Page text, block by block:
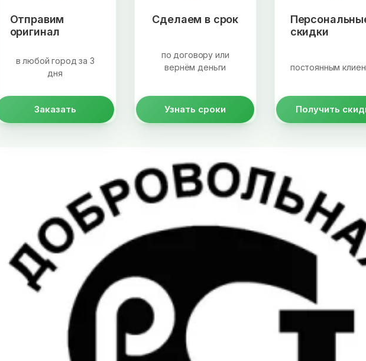
Отправим
оригинал
в любой город за 3
дня
Заказать
Сделаем в срок
по договору или
вернём деньги
Узнать сроки
скидки
постоянным
Получить